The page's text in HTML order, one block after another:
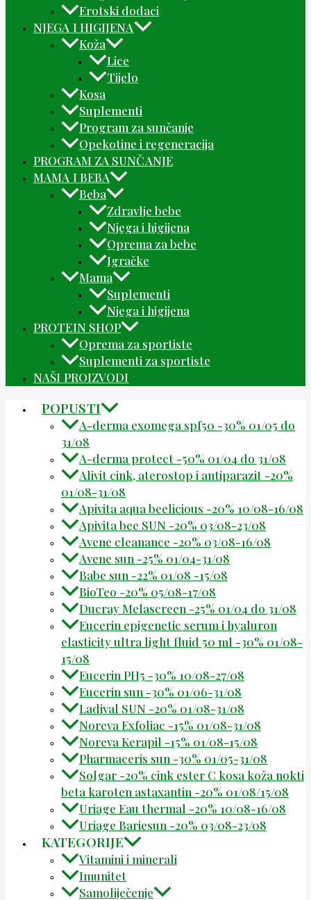
Erotski dodaci
NJEGA I HIGIJENA
Koža
Lice
Tijelo
Kosa
Suplementi
Program za sunčanje
Opekotine i regeneracija
PROGRAM ZA SUNČANJE
MAMA I BEBA
Beba
Zdravlje bebe
Njega i higijena
Oprema za bebe
Igračke
Mama
Suplementi
Njega i higijena
PROTEIN SHOP
Oprema za sportiste
Suplementi za sportiste
NAŠI PROIZVODI
POPUSTI
A-derma exomega spf50 -30% 01/05 do
31/08
A-derma protect -50% 01/04 do 31/08
Alivit cink, aterostop i antiparazit -20%
01/08-31/08
Apivita aqua beelicious -20% 10/08-16/08
Apivita bee SUN -20% 03/08-23/08
Avene cleanance -20% 03/08-16/08
Avene sun -25% 01/04-31/08
Babe sun -22% 01/08 -15/08
BioTeo -20% 05/08-17/08
Ducray Melascreen -25% 01/04 do 31/08
Eucerin epigenetic serum i hyaluron
elasticity ultra light fluid 50 ml -30% 01/08-
15/08
Eucerin PH5 -30% 10/08-27/08
Eucerin sun -30% 01/06-31/08
Ladival SUN -20% 01/08-31/08
Noreva Exfoliac -15% 01/08-31/08
Noreva Kerapil -15% 01/08-15/08
Pharmaceris sun -30% 01/05-31/08
Solgar -20% cink ester C kosa koža nokti
beta karoten astaxantin -20% 01/08/15/08
Uriage Eau thermal -20% 10/08-16/08
Uriage Bariesun -20% 03/08-23/08
KATEGORIJE
Vitamini i minerali
Imunitet
Samoliječenje